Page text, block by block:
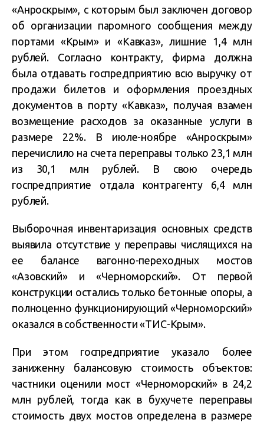
«Анроскрым», с которым был заключен договор
об организации паромного сообщения между
портами «Крым» и «Кавказ», лишние 1,4 млн
рублей. Согласно контракту, фирма должна
была отдавать госпредприятию всю выручку от
продажи билетов и оформления проездных
документов в порту «Кавказ», получая взамен
возмещение расходов за оказанные услуги в
размере 22%. В июле-ноябре «Анроскрым»
перечислило на счета переправы только 23,1 млн
из 30,1 млн рублей. В свою очередь
госпредприятие отдала контрагенту 6,4 млн
рублей.
Выборочная инвентаризация основных средств
выявила отсутствие у переправы числящихся на
ее балансе вагонно-переходных мостов
«Азовский» и «Черноморский». От первой
конструкции остались только бетонные опоры, а
полноценно функционирующий «Черноморский»
оказался в собственности «ТИС-Крым».
При этом госпредприятие указало более
заниженну балансовую стоимость объектов:
частники оценили мост «Черноморский» в 24,2
млн рублей, тогда как в бухучете переправы
стоимость двух мостов определена в размере